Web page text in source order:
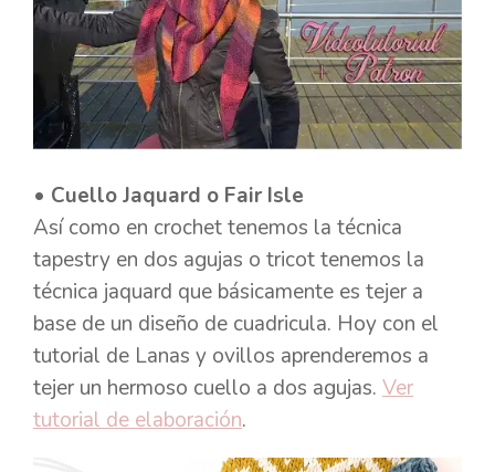
• Cuello Jaquard o Fair Isle
Así como en crochet tenemos la técnica
tapestry en dos agujas o tricot tenemos la
técnica jaquard que básicamente es tejer a
base de un diseño de cuadricula. Hoy con el
tutorial de Lanas y ovillos aprenderemos a
tejer un hermoso cuello a dos agujas. Ver
tutorial de elaboración.